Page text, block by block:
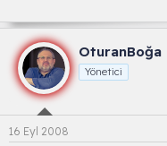
OturanBoğa
Yönetici
16 Eyl 2008